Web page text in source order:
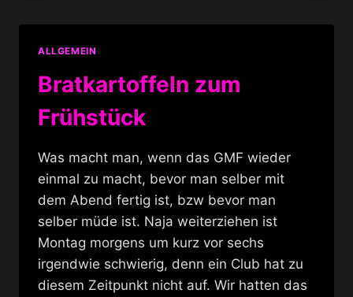
WIR
ALLGEMEIN
Bratkartoffeln zum
Frühstück
Was macht man, wenn das GMF wieder
einmal zu macht, bevor man selber mit
dem Abend fertig ist, bzw bevor man
selber müde ist. Naja weiterziehen ist
Montag morgens um kurz vor sechs
irgendwie schwierig, denn ein Club hat zu
diesem Zeitpunkt nicht auf. Wir hatten das